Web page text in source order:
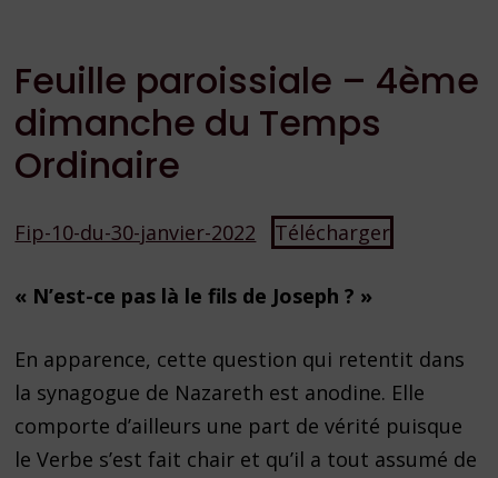
Feuille paroissiale – 4ème
dimanche du Temps
Ordinaire
Fip-10-du-30-janvier-2022 Télécharger
« N’est-ce pas là le fils de Joseph ? »
En apparence, cette question qui retentit dans
la synagogue de Nazareth est anodine. Elle
comporte d’ailleurs une part de vérité puisque
le Verbe s’est fait chair et qu’il a tout assumé de